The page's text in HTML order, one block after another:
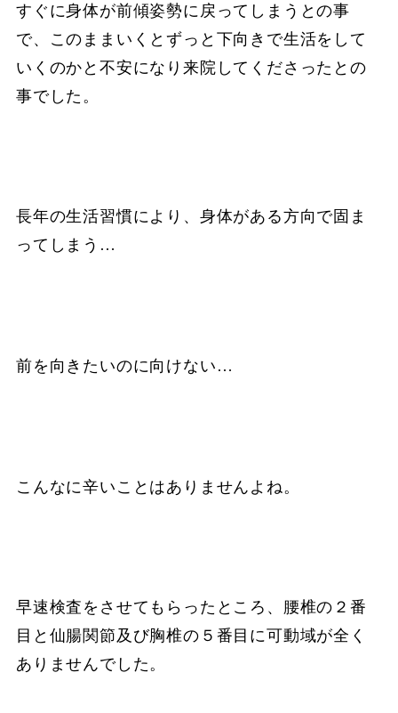
すぐに身体が前傾姿勢に戻ってしまうとの事
で、このままいくとずっと下向きで生活をして
いくのかと不安になり来院してくださったとの
事でした。
長年の生活習慣により、身体がある方向で固ま
ってしまう…
前を向きたいのに向けない…
こんなに辛いことはありませんよね。
早速検査をさせてもらったところ、腰椎の２番
目と仙腸関節及び胸椎の５番目に可動域が全く
ありませんでした。